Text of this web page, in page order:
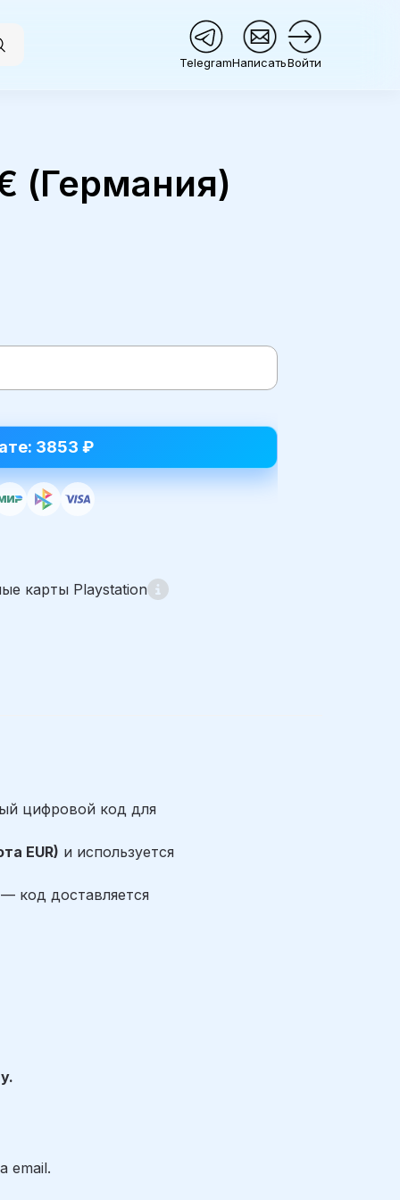
TelegramНаписатьВойти
(Германия)
3853 ₽
карты Playstation
цифровой код для
EUR) и используется
код доставляется
email.